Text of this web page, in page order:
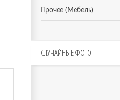
Прочее (Мебель)
СЛУЧАЙНЫЕФОТО